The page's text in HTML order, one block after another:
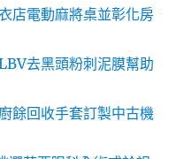
店電動麻將桌並彰化房
去黑頭粉刺泥膜幫助
餘回收手套訂製中古機